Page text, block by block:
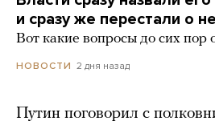
и сразу же перестали о
Вот какие вопросы до сих пор
НОВОСТИ 2 дня назад
Путин поговорил с